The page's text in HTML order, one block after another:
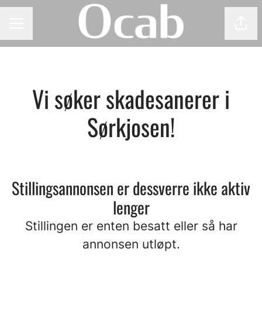
Vi søker skadesanerer i
Sørkjosen!
Stillingsannonsen er dessverre ikke aktiv
lenger
Stillingen er enten besatt eller så har
annonsen utløpt.